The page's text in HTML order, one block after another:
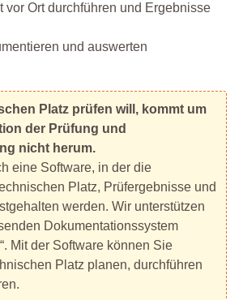
vor Ort durchführen und Ergebnisse
und auswerten
Platz prüfen will, kommt um
der Prüfung und
nicht herum.
eine Software, in der die
Platz, Prüfergebnisse und
werden. Wir unterstützen
Dokumentationssystem
Mit der Software können Sie
Platz planen, durchführen